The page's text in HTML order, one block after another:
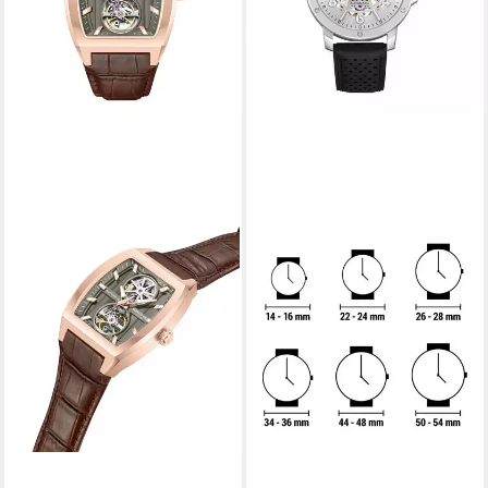
Luxusuhr Herrenuhr
KCWGX0081103
ab 295,49 €
lieferbar in 4 Wochen